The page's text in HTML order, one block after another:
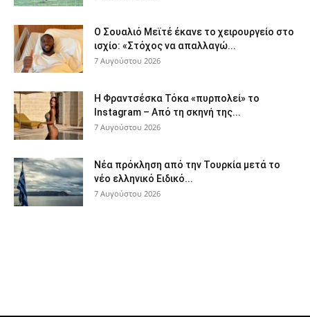
Ο Σουαλιό Μεϊτέ έκανε το χειρουργείο στο
ισχίο: «Στόχος να απαλλαγώ...
7 Αυγούστου 2026
Η Φραντσέσκα Τόκα «πυρπολεί» το
Instagram – Από τη σκηνή της...
7 Αυγούστου 2026
Νέα πρόκληση από την Τουρκία μετά το
νέο ελληνικό Ειδικό...
7 Αυγούστου 2026